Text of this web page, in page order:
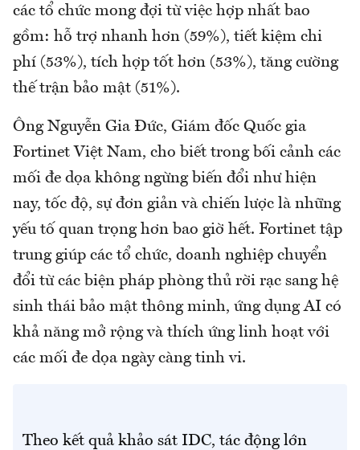
các tổ chức mong đợi từ việc hợp nhất bao
gồm: hỗ trợ nhanh hơn (59%), tiết kiệm chi
phí (53%), tích hợp tốt hơn (53%), tăng cường
thế trận bảo mật (51%).
Ông Nguyễn Gia Đức, Giám đốc Quốc gia
Fortinet Việt Nam, cho biết trong bối cảnh các
mối đe dọa không ngừng biến đổi như hiện
nay, tốc độ, sự đơn giản và chiến lược là những
yếu tố quan trọng hơn bao giờ hết. Fortinet tập
trung giúp các tổ chức, doanh nghiệp chuyển
đổi từ các biện pháp phòng thủ rời rạc sang hệ
sinh thái bảo mật thông minh, ứng dụng AI có
khả năng mở rộng và thích ứng linh hoạt với
các mối đe dọa ngày càng tinh vi.
Theo kết quả khảo sát IDC, tác động lớn